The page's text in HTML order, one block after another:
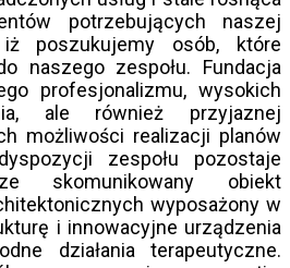
potrzebujących naszej
poszukujemy osób, które
naszego zespołu. Fundacja
profesjonalizmu, wysokich
ale również przyjaznej
możliwości realizacji planów
zespołu pozostaje
skomunikowany obiekt
wyposażony w
i innowacyjne urządzenia
działania terapeutyczne.